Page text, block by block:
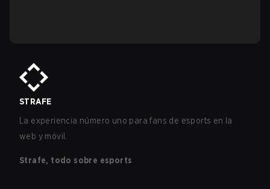
STRAFE
La experiencia número uno para fans de esports en la
web y móvil.
Strafe, todo sobre esports